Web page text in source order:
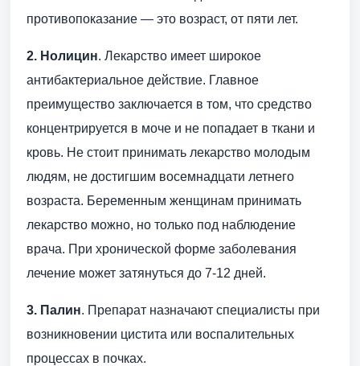
противопоказание — это возраст, от пяти лет.
2. Нолицин. Лекарство имеет широкое
антибактериальное действие. Главное
преимущество заключается в том, что средство
концентрируется в моче и не попадает в ткани и
кровь. Не стоит принимать лекарство молодым
людям, не достигшим восемнадцати летнего
возраста. Беременным женщинам принимать
лекарство можно, но только под наблюдение
врача. При хронической форме заболевания
лечение может затянуться до 7-12 дней.
3. Палин. Препарат назначают специалисты при
возникновении цистита или воспалительных
процессах в почках.